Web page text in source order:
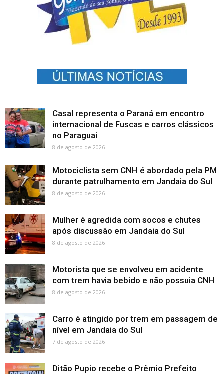
Casal representa o Paraná em encontro
internacional de Fuscas e carros clássicos
no Paraguai
8 de agosto de 2026
Motociclista sem CNH é abordado pela PM
durante patrulhamento em Jandaia do Sul
8 de agosto de 2026
Mulher é agredida com socos e chutes
após discussão em Jandaia do Sul
8 de agosto de 2026
Motorista que se envolveu em acidente
com trem havia bebido e não possuia CNH
8 de agosto de 2026
Carro é atingido por trem em passagem de
nível em Jandaia do Sul
7 de agosto de 2026
Ditão Pupio recebe o Prêmio Prefeito